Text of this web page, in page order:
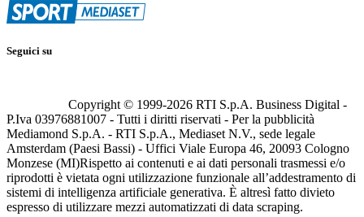
Seguici su
Copyright © 1999-2026 RTI S.p.A. Business Digital -
P.Iva 03976881007 - Tutti i diritti riservati - Per la pubblicità
Mediamond S.p.A. - RTI S.p.A., Mediaset N.V., sede legale
Amsterdam (Paesi Bassi) - Uffici Viale Europa 46, 20093 Cologno
Monzese (MI)Rispetto ai contenuti e ai dati personali trasmessi e/o
riprodotti è vietata ogni utilizzazione funzionale all’addestramento di
sistemi di intelligenza artificiale generativa. È altresì fatto divieto
espresso di utilizzare mezzi automatizzati di data scraping.